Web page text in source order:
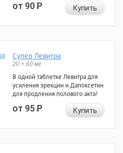
от 90Р Купить
Супер Левитра
20 + 60 мг
В одной таблетке Левитра для
усиления эрекции и Дапоксетин
для продления полового акта!
от 95Р Купить